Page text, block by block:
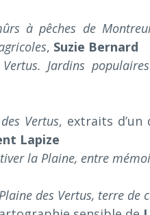
à pêches de
, Suzie Bernard
Jardins
Vertus, extraits d’un
Lapize
la Plaine, entre
des Vertus, terre de